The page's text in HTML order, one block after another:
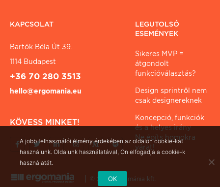
KAPCSOLAT
Bartók Béla Út 39.
1114 Budapest
+36 70 280 3513
hello@ergomania.eu
KÖVESS MINKET!
LEGUTOLSÓ
ESEMÉNYEK
Sikeres MVP =
átgondolt
funkcióválasztás?
Design sprintről nem
csak designereknek
Koncepció, funkciók
és a helyes irány
Ne építs homokra
várat!
© 2026 ergománia kft.
A jobb felhasználói élmény érdekében az oldalon cookie-kat
használunk. Oldalunk használatával, Ön elfogadja a cookie-k
használatát.
OK